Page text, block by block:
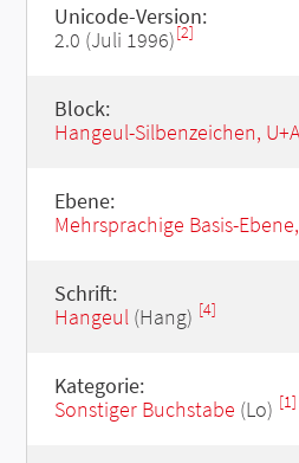
Unicode-Version:
2.0 (Juli 1996)[2]
Block:
Hangeul-Silbenzeichen,
Ebene:
Mehrsprachige Basis-
Schrift:
Hangeul(Hang) [4]
Kategorie:
Sonstiger Buchstabe (Lo) [1]